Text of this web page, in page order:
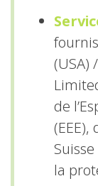
(USA)
de
la